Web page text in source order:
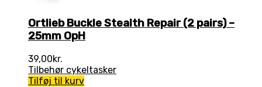
Ortlieb Buckle Stealth Repair (2 pairs) –
25mm OpH
39,00kr.
Tilbehør cykeltasker
Tilføj til kurv